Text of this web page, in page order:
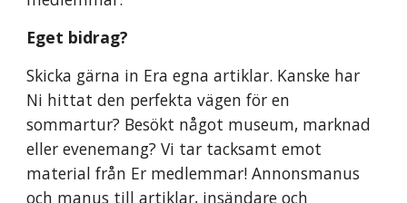
Eget bidrag?
Skicka gärna in Era egna artiklar. Kanske har
Ni hittat den perfekta vägen för en
sommartur? Besökt något museum, marknad
eller evenemang? Vi tar tacksamt emot
material från Er medlemmar! Annonsmanus
och manus till artiklar, insändare och